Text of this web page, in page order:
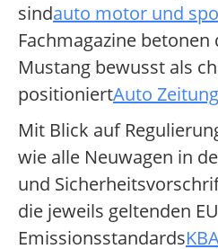
sindauto motor und
Fachmagazine
Mustang bewusst als
positioniertAuto
Mit Blick auf
wie alle Neuwagen in
und
die jeweils geltenden
Emissionsstandards